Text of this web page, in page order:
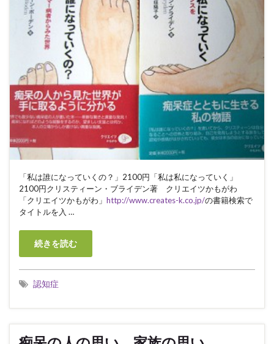
「私は誰になっていくの？」2100円「私は私になっていく」
2100円クリスティーン・ブライデン著 クリエイツかもがわ
「クリエイツかもがわ」 http://www.creates-k.co.jp/の書籍検索で
タイトルを入 …
続きを読む
認知症